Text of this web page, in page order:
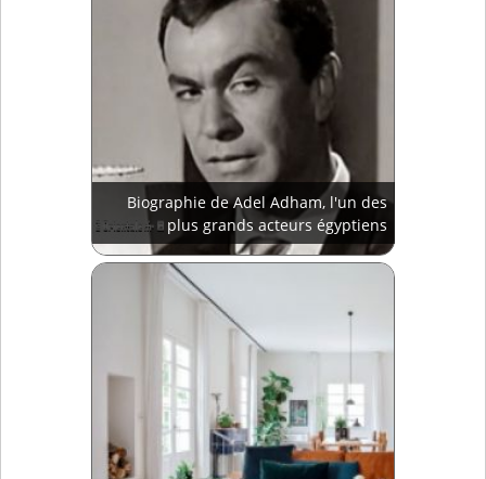
Biographie de Adel Adham, l'un des
plus grands acteurs égyptiens